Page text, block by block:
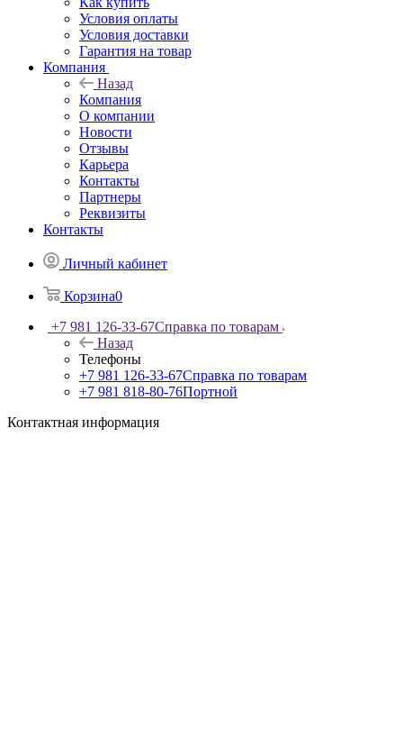
Условия оплаты
Условия доставки
Гарантия на товар
Компания
Назад
Компания
О компании
Новости
Отзывы
Карьера
Контакты
Партнеры
Реквизиты
Контакты
Личный кабинет
Корзина0
+7 981 126-33-67Справка по товарам
Назад
Телефоны
+7 981 126-33-67Справка по товарам
+7 981 818-80-76Портной
Контактная информация